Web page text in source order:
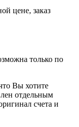
цене, заказ
только по
Вы хотите
отдельным
счета и